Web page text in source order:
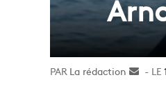
La rédaction